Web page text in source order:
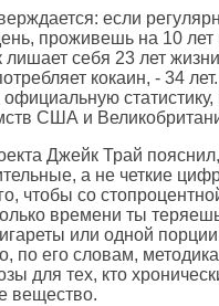
если
проживешь на 10
себя 23 лет
кокаин, - 34
статистику,
США и
Джейк Трай
а не четкие
чтобы со
времени ты
или одной
по его словам,
для тех, кто
вещество.